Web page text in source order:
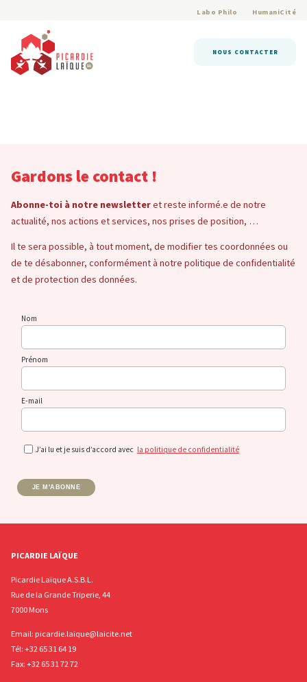
Labo Philo HumaniCité
NOUS CONTACTER
Gardons le contact !
Abonne-toi à notre newsletteret reste informé.e de notre
actualité, nos actions et services, nos prises de position, …
Il te sera possible, à tout moment, de modifier tes coordonnées ou
de te désabonner, conformément à notre politique de confidentialité
et de protection des données.
Nom
Prénom
E-mail
J’ai lu et je suis d’accord avec la politique de confidentialité
JE M'ABONNE
PICARDIE LAÏQUE
Picardie Laïque A.S.B.L.
Rue de la Grande Triperie, 44
7000 Mons
Email: picardie.laique@laicite.net
Tél: +32 65 31 64 19
Fax: +32 65 31 72 72